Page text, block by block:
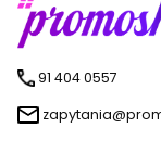
91 404 0557